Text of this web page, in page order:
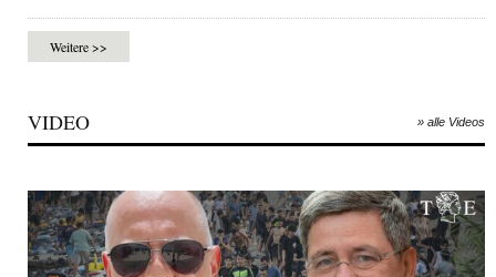
Weitere >>
VIDEO » alle Videos